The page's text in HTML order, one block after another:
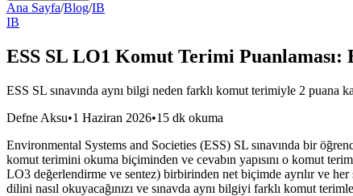
Ana Sayfa/Blog/IB
IB
ESS SL LO1 Komut Terimi Puanlaması:
ESS SL sınavında aynı bilgi neden farklı komut terimiyle 2
Defne Aksu•1 Haziran 2026•15 dk okuma
Environmental Systems and Societies (ESS) SL sınavında bir
komut terimini okuma biçiminden ve cevabın yapısını o komut
LO3 değerlendirme ve sentez) birbirinden net biçimde ayrılır ve
dilini nasıl okuyacağınızı ve sınavda aynı bilgiyi farklı komut